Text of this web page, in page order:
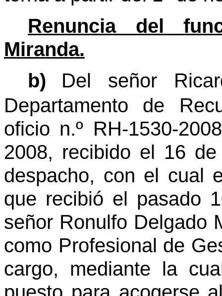
Renuncia del
Miranda.
b)
Del señor
Departamento de
oficio n.º RH-1530-
2008, recibido el 16
despacho, con el cual
que recibió el pasado
señor Ronulfo Delgado
como Profesional de
cargo, mediante la